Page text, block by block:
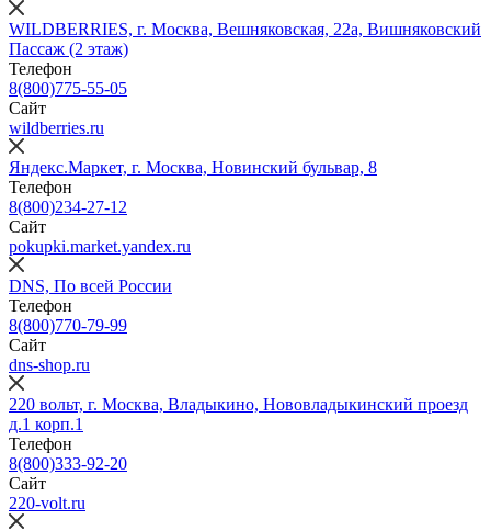
WILDBERRIES, г. Москва, Вешняковская, 22а, Вишняковский
Пассаж (2 этаж)
Телефон
8(800)775-55-05
Сайт
wildberries.ru
Яндекс.Маркет, г. Москва, Новинский бульвар, 8
Телефон
8(800)234‑27‑12
Сайт
pokupki.market.yandex.ru
DNS, По всей России
Телефон
8(800)770-79-99
Сайт
dns-shop.ru
220 вольт, г. Москва, Владыкино, Нововладыкинский проезд
д.1 корп.1
Телефон
8(800)333-92-20
Сайт
220-volt.ru